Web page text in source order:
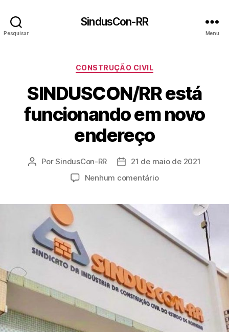
Pesquisar
SindusCon-RR
Menu
Categorias
CONSTRUÇÃO CIVIL
SINDUSCON/RR está
funcionando em novo
endereço
Autor
PorSindusCon-RR
Data21 de maio de 2021
Nenhum comentárioem
funcionando
novo
endereço